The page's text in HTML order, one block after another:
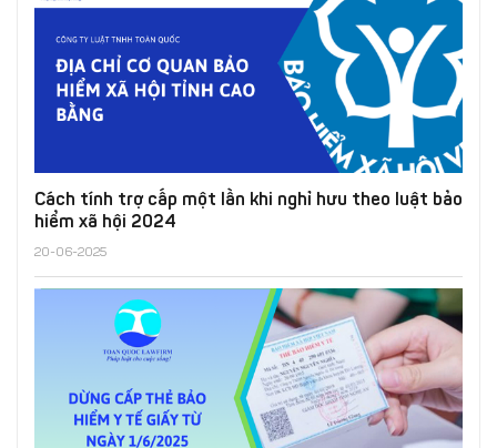
Cách tính trợ cấp một lần khi nghỉ hưu theo luật bảo
hiểm xã hội 2024
20-06-2025